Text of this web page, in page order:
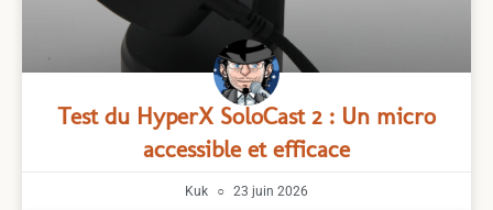
Test du HyperX SoloCast 2 : Un micro
accessible et efficace
Kuk 23 juin 2026